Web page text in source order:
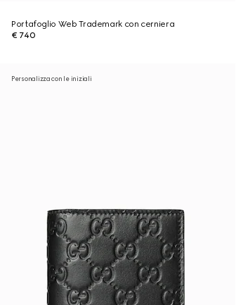
Portafoglio Web Trademark con cerniera
€ 740
Personalizza con le iniziali